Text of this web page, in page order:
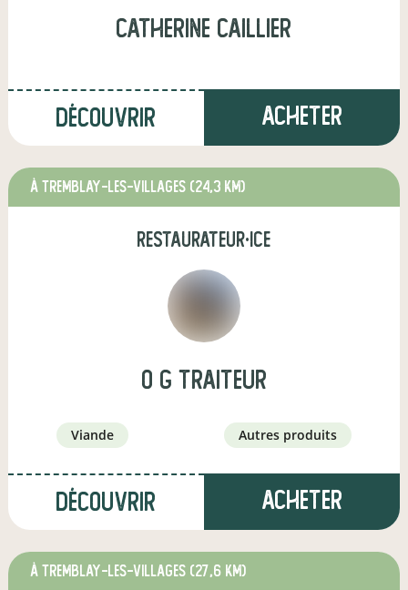
catherine caillier
Découvrir Acheter
à TREMBLAY-LES-VILLAGES (24,3 km)
restaurateur·ice
O g traiteur
viande autres produits
Découvrir Acheter
à Tremblay-les-Villages (27,6 km)